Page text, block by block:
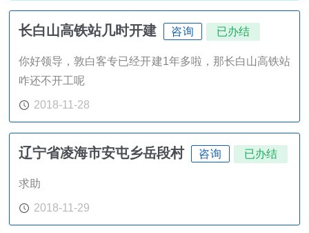
长白山高铁站几时开建 咨询 已办结
你好领导，敦白客专已经开建1年多啦，那长白山高铁站
咋还不开工呢
2018-11-28
辽宁省凌海市安屯乡岳段村 咨询 已办结
求助
2018-11-29